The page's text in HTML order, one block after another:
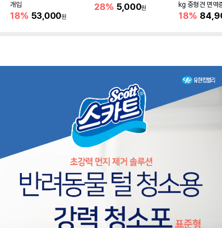
개입
18% 53,000원
28% 5,000원
kg 중형견 면역
18%